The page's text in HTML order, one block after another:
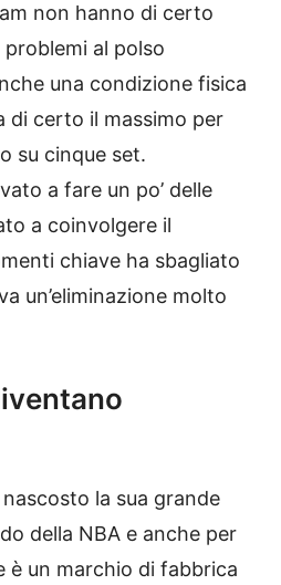
non hanno di certo
al polso
una condizione fisica
di certo il massimo per
su cinque set.
a fare un po’ delle
a coinvolgere il
chiave ha sbagliato
un’eliminazione molto
la sua grande
della NBA e anche per
è un marchio di fabbrica